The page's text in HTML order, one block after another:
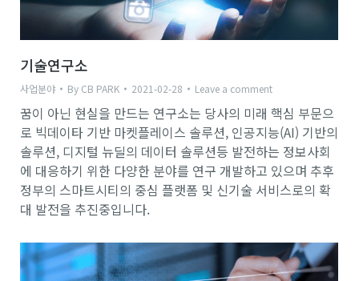
기술연구소
사업분야 By CB PARK 2021-02-28 Leave a comment
꿈이 아닌 현실을 만드는 연구소는 당사의 미래 핵심 부문으
로 빅데이타 기반 마켓플레이스 솔루션, 인공지능(AI) 기반의
솔루션, 디지털 뉴딜의 데이터 솔루션등 발전하는 정보사회
에 대응하기 위한 다양한 분야를 연구 개발하고 있으며 추후
정부의 스마트시티의 중심 플랫폼 및 신기술 서비스로의 확
대 발전을 추진중입니다.